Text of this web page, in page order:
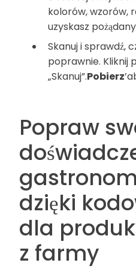
kolorów, wzorów,
uzyskasz
Skanuj i sprawdź,
poprawnie. Kliknij
„Skanuj”.Pobierz
Popraw
dzięki
dla
z farmy